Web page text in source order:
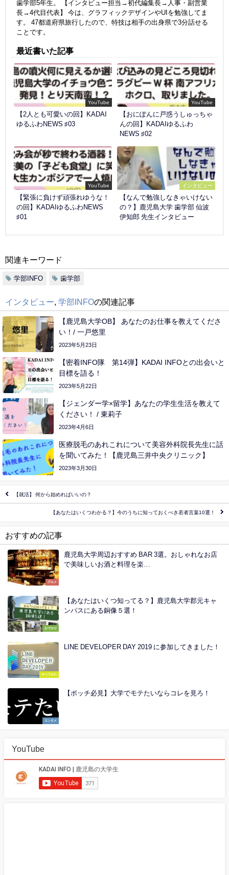
歯学部5年生。 【インタビュー担当→初代編集長→人事・副営業
長→4代目代表】 今は、グラフィックデザインやUIを勉強してま
す。 47都道府県旅行したので、特技は相手の出身県で3分話せる
ことです。
最近書いた記事
YouTube
【2人とも可愛いの回】KADAI
ゆるふわNEWS ♯03
YouTube
【おにぽんに戸惑うしゅっちゃ
んの回】KADAIゆるふわ
NEWS ♯02
YouTube
【緊張に負けず頑張れゆうな！
の回】KADAIゆるふわNEWS
♯01
インタビュー
【なんで勉強しなきゃいけない
の？】鹿児島大学 歯学部 仙波
伊知郎 先生インタビュー
関連キーワード
学部INFO 歯学部
インタビュー 学部INFOの関連記事
【鹿児島大学OB】 あなたのお仕事を教えてくださ
い！/ 一戸悠里
2023年5月23日
【密着INFO隊 第14弾】KADAI INFOとの出会いと
目標を語る！
2023年5月22日
【ジェンダー学×留学】あなたの学生生活を教えて
ください！ / 東莉子
2023年4月6日
医療脱毛のあれこれについて美容外科院長先生に話
を聞いてみた！【鹿児島三井中央クリニック】
2023年3月30日
【就活】 何から始めればいいの？
【あなたはいくつわかる？】今のうちに知っておくべき若者言葉10選！
おすすめの記事
グルメ
鹿児島大学周辺おすすめ BAR 3選。おしゃれなお店
で美味しいお酒と料理を楽…
おでかけ
【あなたはいくつ知ってる？】鹿児島大学郡元キャ
ンパスにある銅像５選！
やってみた
LINE DEVELOPER DAY 2019 に参加してきました！
エンタメ
【ボッチ必見】大学でモテたいならコレを見ろ！
YouTube